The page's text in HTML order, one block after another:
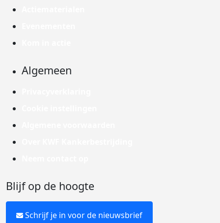
Algemeen
Blijf op de hoogte
Schrijf je in voor de nieuwsbrief